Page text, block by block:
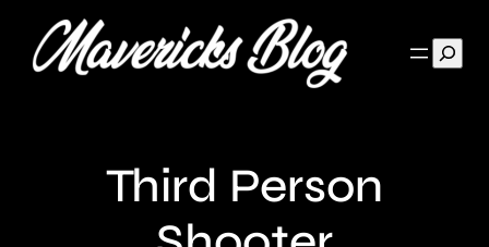
Third Person